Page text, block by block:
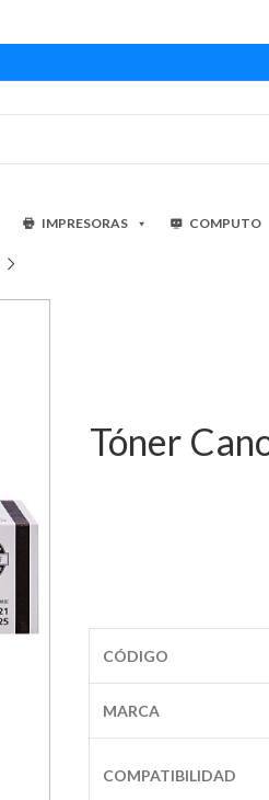
IMPRESORAS COMPUTO
Tóner
CÓDIGO
MARCA
COMPATIBILIDAD